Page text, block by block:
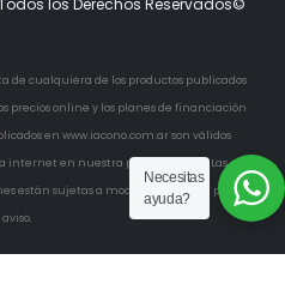
los Derechos Reservados©
de cualquiera de los productos publicados
precios online y los planes de financiación
en www.iacono.com.ar son válidos
internet en nuestra pagina online. Las
están sujetas a modificaciones sin previo
aviso.
Necesitas
ayuda?